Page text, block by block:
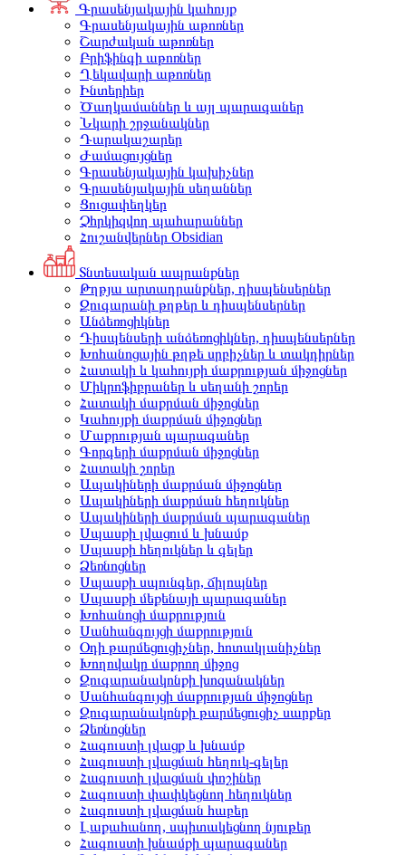
Գրասենյակային կահույք
Գրասենյակային աթոռներ
Շարժական աթոռներ
Բրիֆինգի աթոռներ
Ղեկավարի աթոռներ
Ինտերիեր
Ծաղկամաններ և այլ պարագաներ
Նկարի շրջանակներ
Դարակաշարեր
Ժամացույցներ
Գրասենյակային կախիչներ
Գրասենյակային սեղաններ
Ցուցափեղկեր
Չհրկիզվող պահարաններ
Հուշանվերներ Obsidian
Տնտեսական ապրանքներ
Թղթյա արտադրանքներ, դիսպենսերներ
Զուգարանի թղթեր և դիսպենսերներ
Անձեռոցիկներ
Դիսպենսերի անձեռոցիկներ, դիսպենսերներ
Խոհանոցային թղթե սրբիչներ և տակդիրներ
Հատակի և կահույքի մաքրության միջոցներ
Միկրոֆիբրաներ և սեղանի շորեր
Հատակի մաքրման միջոցներ
Կահույքի մաքրման միջոցներ
Մաքրության պարագաներ
Գորգերի մաքրման միջոցներ
Հատակի շորեր
Ապակիների մաքրման միջոցներ
Ապակիների մաքրման հեղուկներ
Ապակիների մաքրման պարագաներ
Սպասքի լվացում և խնամք
Սպասքի հեղուկներ և գելեր
Ձեռնոցներ
Սպասքի սպունգեր, ճիլոպներ
Սպասքի մեքենայի պարագաներ
Խոհանոցի մաքրություն
Սանհանգույցի մաքրություն
Օդի թարմեցուցիչներ, հոտակլանիչներ
Խողովակը մաքրող միջոց
Զուգարանակոնքի խոզանակներ
Սանհանգույցի մաքրության միջոցներ
Զուգարանակոնքի թարմեցուցիչ սարքեր
Ձեռնոցներ
Հագուստի լվացք և խնամք
Հագուստի լվացման հեղուկ-գելեր
Հագուստի լվացման փոշիներ
Հագուստի փափկեցնող հեղուկներ
Հագուստի լվացման հաբեր
Լաքահանող, սպիտակեցնող նյութեր
Հագուստի խնամքի պարագաներ